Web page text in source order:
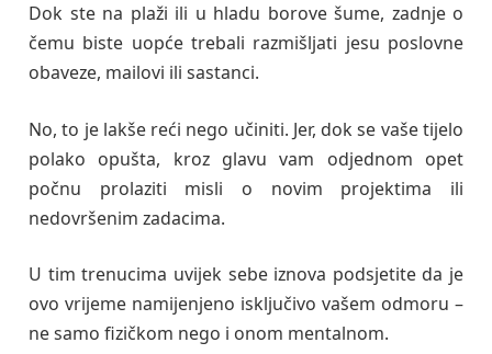
Dok ste na plaži ili u hladu borove šume, zadnje o
čemu biste uopće trebali razmišljati jesu poslovne
obaveze, mailovi ili sastanci.
No, to je lakše reći nego učiniti. Jer, dok se vaše tijelo
polako opušta, kroz glavu vam odjednom opet
počnu prolaziti misli o novim projektima ili
nedovršenim zadacima.
U tim trenucima uvijek sebe iznova podsjetite da je
ovo vrijeme namijenjeno isključivo vašem odmoru –
ne samo fizičkom nego i onom mentalnom.